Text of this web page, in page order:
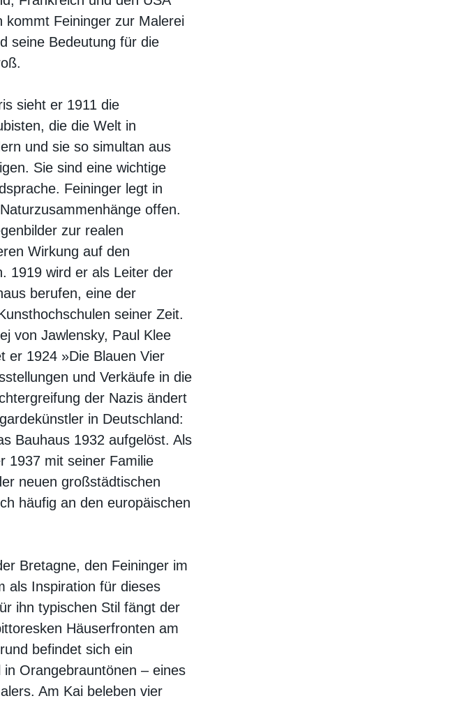
Feininger zur Malerei
seine Bedeutung für die
sieht er 1911 die
die die Welt in
und sie so simultan aus
Sie sind eine wichtige
Feininger legt in
offen.
zur realen
Wirkung auf den
1919 wird er als Leiter der
berufen, eine der
seiner Zeit.
von Jawlensky, Paul Klee
er 1924 »Die Blauen Vier
und Verkäufe in die
der Nazis ändert
in Deutschland:
Bauhaus 1932 aufgelöst. Als
1937 mit seiner Familie
neuen großstädtischen
häufig an den europäischen
Bretagne, den Feininger im
als Inspiration für dieses
ihn typischen Stil fängt der
Häuserfronten am
befindet sich ein
Orangebrauntönen – eines
Am Kai beleben vier